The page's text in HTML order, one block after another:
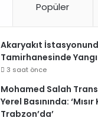
Popüler
Akaryakıt
Tamirhanesinde
3 saat önce
Mohamed Salah
Yerel Basınında: ‘Mısır
Trabzon’da’